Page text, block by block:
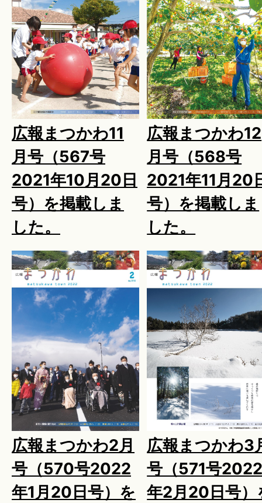
広報まつかわ11
月号（567号
2021年10月20日
号）を掲載しま
した。
広報まつかわ12
月号（568号
2021年11月20
号）を掲載しま
した。
広報まつかわ2月
号（570号2022
年1月20日号）を
広報まつかわ3
号（571号
年2月20日号）